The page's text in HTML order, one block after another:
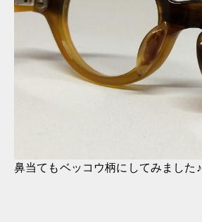
鼻当てもベッコウ柄にしてみました♪